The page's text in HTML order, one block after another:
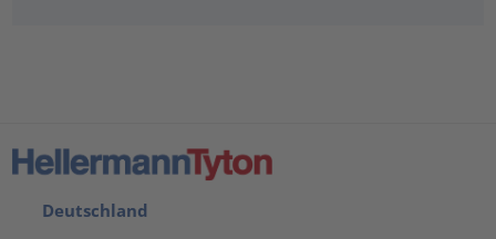
Deutschland